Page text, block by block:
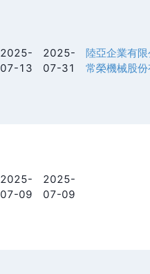
2025-
07-13
2025-
07-31
陸亞企業有
常榮機械股
2025-
07-09
2025-
07-09